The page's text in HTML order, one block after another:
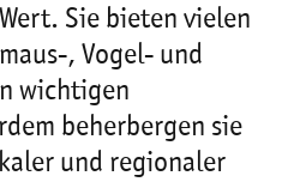
Sie bieten vielen
, Vogel- und
wichtigen
beherbergen sie
und regionaler